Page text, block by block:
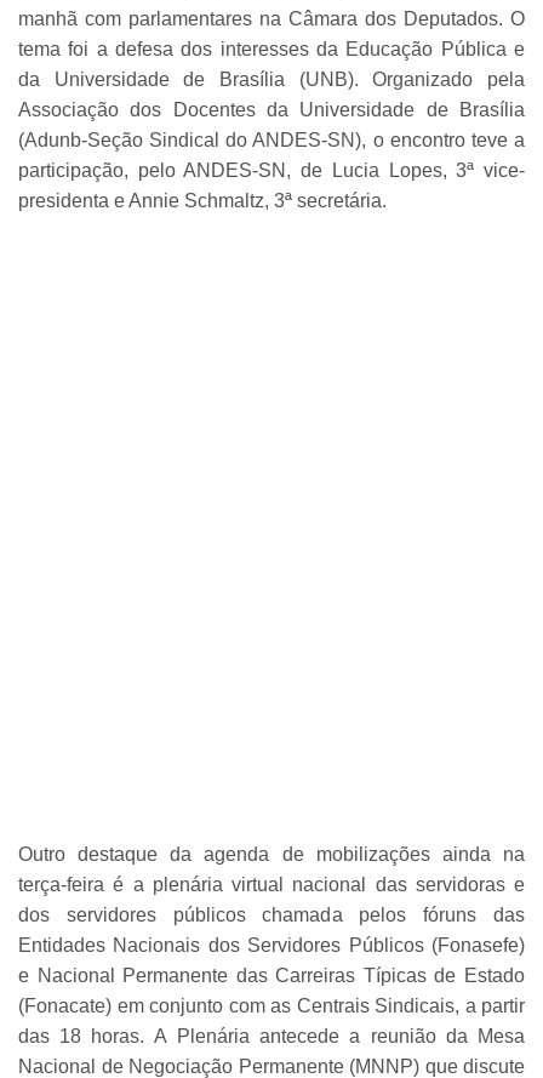
manhã com parlamentares na Câmara dos Deputados. O
tema foi a defesa dos interesses da Educação Pública e
da Universidade de Brasília (UNB). Organizado pela
Associação dos Docentes da Universidade de Brasília
(Adunb-Seção Sindical do ANDES-SN), o encontro teve a
participação, pelo ANDES-SN, de Lucia Lopes, 3ª vice-
presidenta e Annie Schmaltz, 3ª secretária.
Outro destaque da agenda de mobilizações ainda na
terça-feira é a plenária virtual nacional das servidoras e
dos servidores públicos chamada pelos fóruns das
Entidades Nacionais dos Servidores Públicos (Fonasefe)
e Nacional Permanente das Carreiras Típicas de Estado
(Fonacate) em conjunto com as Centrais Sindicais, a partir
das 18 horas. A Plenária antecede a reunião da Mesa
Nacional de Negociação Permanente (MNNP) que discute